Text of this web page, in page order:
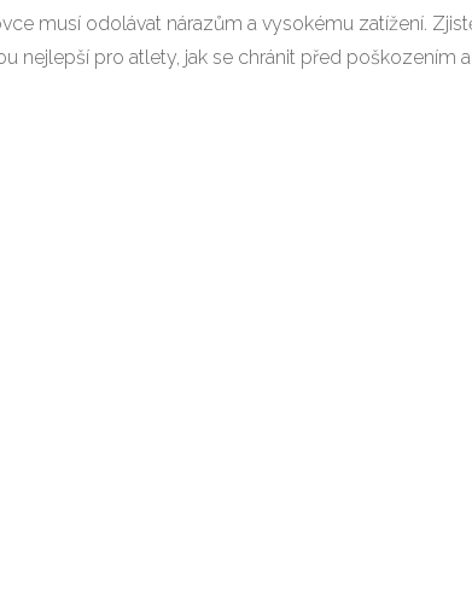
musí odolávat nárazům a vysokému zatížení.
nejlepší pro atlety, jak se chránit před poškozením